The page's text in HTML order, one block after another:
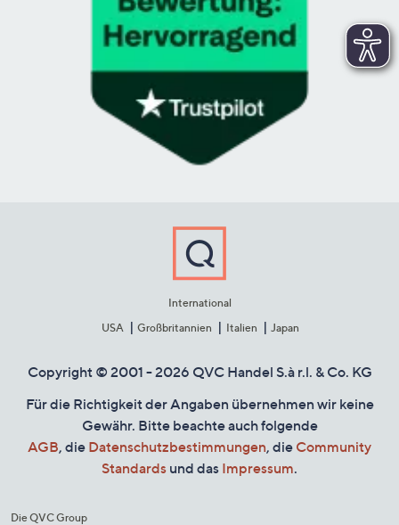
International
USA
Großbritannien Italien Japan
Copyright © 2001 - 2026 QVC Handel S.à r.l. & Co. KG
Für die Richtigkeit der Angaben übernehmen wir keine
Gewähr. Bitte beachte auch folgende
AGB, die Datenschutzbestimmungen, die Community
Standards und das Impressum.
Die QVC Group